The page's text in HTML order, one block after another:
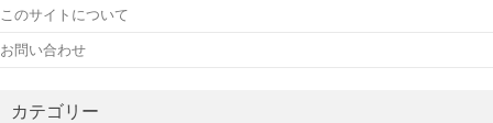
このサイトについて
お問い合わせ
カテゴリー